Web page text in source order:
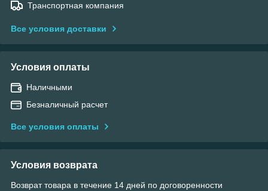
Транспортная компания
Все условия доставки
Условия оплаты
Наличными
Безналичный расчет
Все условия оплаты
Условия возврата
Возврат товара в течение 14 дней по договоренности